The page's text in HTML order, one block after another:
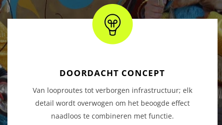
DOORDACHT CONCEPT
Van looproutes tot verborgen infrastructuur; elk
detail wordt overwogen om het beoogde effect
naadloos te combineren met functie.